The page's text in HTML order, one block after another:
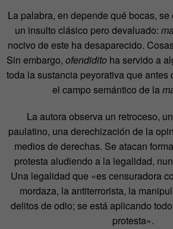
La palabra, en depende qué bocas,
un insulto clásico pero devaluado:
nocivo de este ha desaparecido.
Sin embargo, ofendidito ha servido a
toda la sustancia peyorativa que antes
el campo semántico de la
La autora observa un retroceso,
paulatino, una derechización de la
medios de derechas. Se atacan
protesta aludiendo a la legalidad,
Una legalidad que «es censuradora
mordaza, la antiterrorista, la
delitos de odio; se está aplicando
protesta».